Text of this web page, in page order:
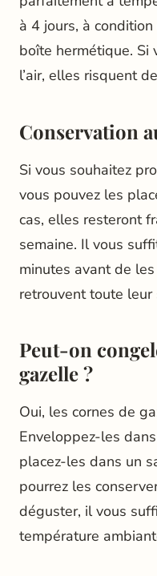
à 4 jours, à
boîte hermétique. Si
l’air, elles risquent
Conservation
Si vous souhaitez
vous pouvez les
cas, elles resteront
semaine. Il vous
minutes avant de
retrouvent toute leur
Peut-on
gazelle ?
Oui, les cornes de
Enveloppez-les
placez-les dans un
pourrez les
déguster, il vous
température